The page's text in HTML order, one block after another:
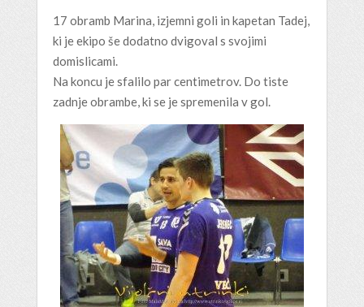
17 obramb Marina, izjemni goli in kapetan Tadej,
ki je ekipo še dodatno dvigoval s svojimi
domislicami.
Na koncu je sfalilo par centimetrov. Do tiste
zadnje obrambe, ki se je spremenila v gol.